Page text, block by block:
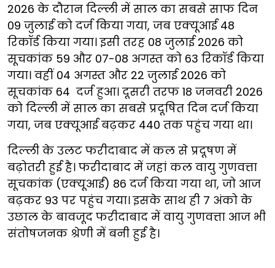
2026 के दौरान दिल्ली में साल का सबसे साफ दिन
09 जुलाई को दर्ज किया गया, जब एक्यूआई 48
रिकॉर्ड किया गया। इसी तरह 08 जुलाई 2026 को
सूचकांक 59 और 07-08 अगस्त को 63 रिकॉर्ड किया
गया। वहीं 04 अगस्त और 22 जुलाई 2026 को
सूचकांक 64 दर्ज हुआ। दूसरी तरफ 18 जनवरी 2026
को दिल्ली में साल का सबसे प्रदूषित दिन दर्ज किया
गया, जब एक्यूआई बढ़कर 440 तक पहुंच गया था।
दिल्ली के उलट फरीदाबाद में कल से प्रदूषण में
बढ़ोतरी हुई है। फरीदाबाद में जहां कल वायु गुणवत्ता
सूचकांक (एक्यूआई) 86 दर्ज किया गया था, जो आज
बढ़कर 93 पर पहुंच गया। इसके साथ ही 7 अंको के
उछाल के बावजूद फरीदाबाद में वायु गुणवत्ता आज भी
संतोषजनक श्रेणी में बनी हुई है।